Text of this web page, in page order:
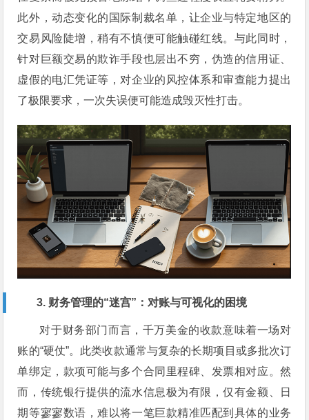
此外，动态变化的国际制裁名单，让企业与特定地区的
交易风险陡增，稍有不慎便可能触碰红线。与此同时，
针对巨额交易的欺诈手段也层出不穷，伪造的信用证、
虚假的电汇凭证等，对企业的风控体系和审查能力提出
了极限要求，一次失误便可能造成毁灭性打击。
3. 财务管理的“迷宫”：对账与可视化的困境
对于财务部门而言，千万美金的收款意味着一场对
账的“硬仗”。此类收款通常与复杂的长期项目或多批次订
单绑定，款项可能与多个合同里程碑、发票相对应。然
而，传统银行提供的流水信息极为有限，仅有金额、日
期等寥寥数语，难以将一笔巨款精准匹配到具体的业务